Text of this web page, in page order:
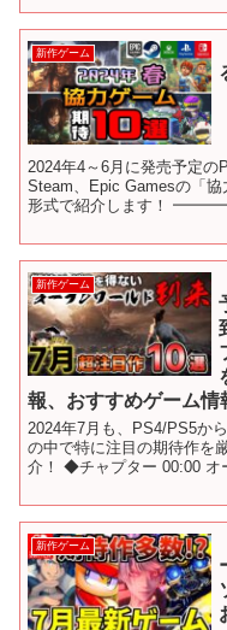
新作ゲーム
2024年4～6月に発売予定の
Steam、Epic Gamesの「
形式で紹介します！
新作ゲーム
報、おすすめゲーム情
2024年7月も、PS4/PS5か
の中で特に注目の期待作を
介！ ◆チャプター 00:00
新作ゲーム